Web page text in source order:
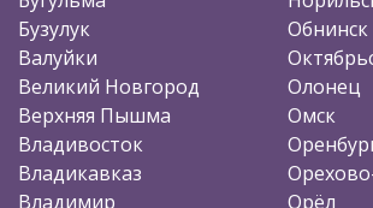
Бузулук
Валуйки
Великий Новгород
Верхняя Пышма
Владивосток
Владикавказ
Владимир
Обнинск
Олонец
Омск
Орёл